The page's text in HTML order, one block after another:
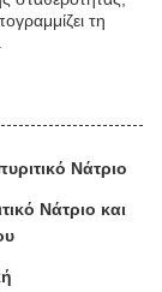
τη
Νάτριο
Νάτριο και